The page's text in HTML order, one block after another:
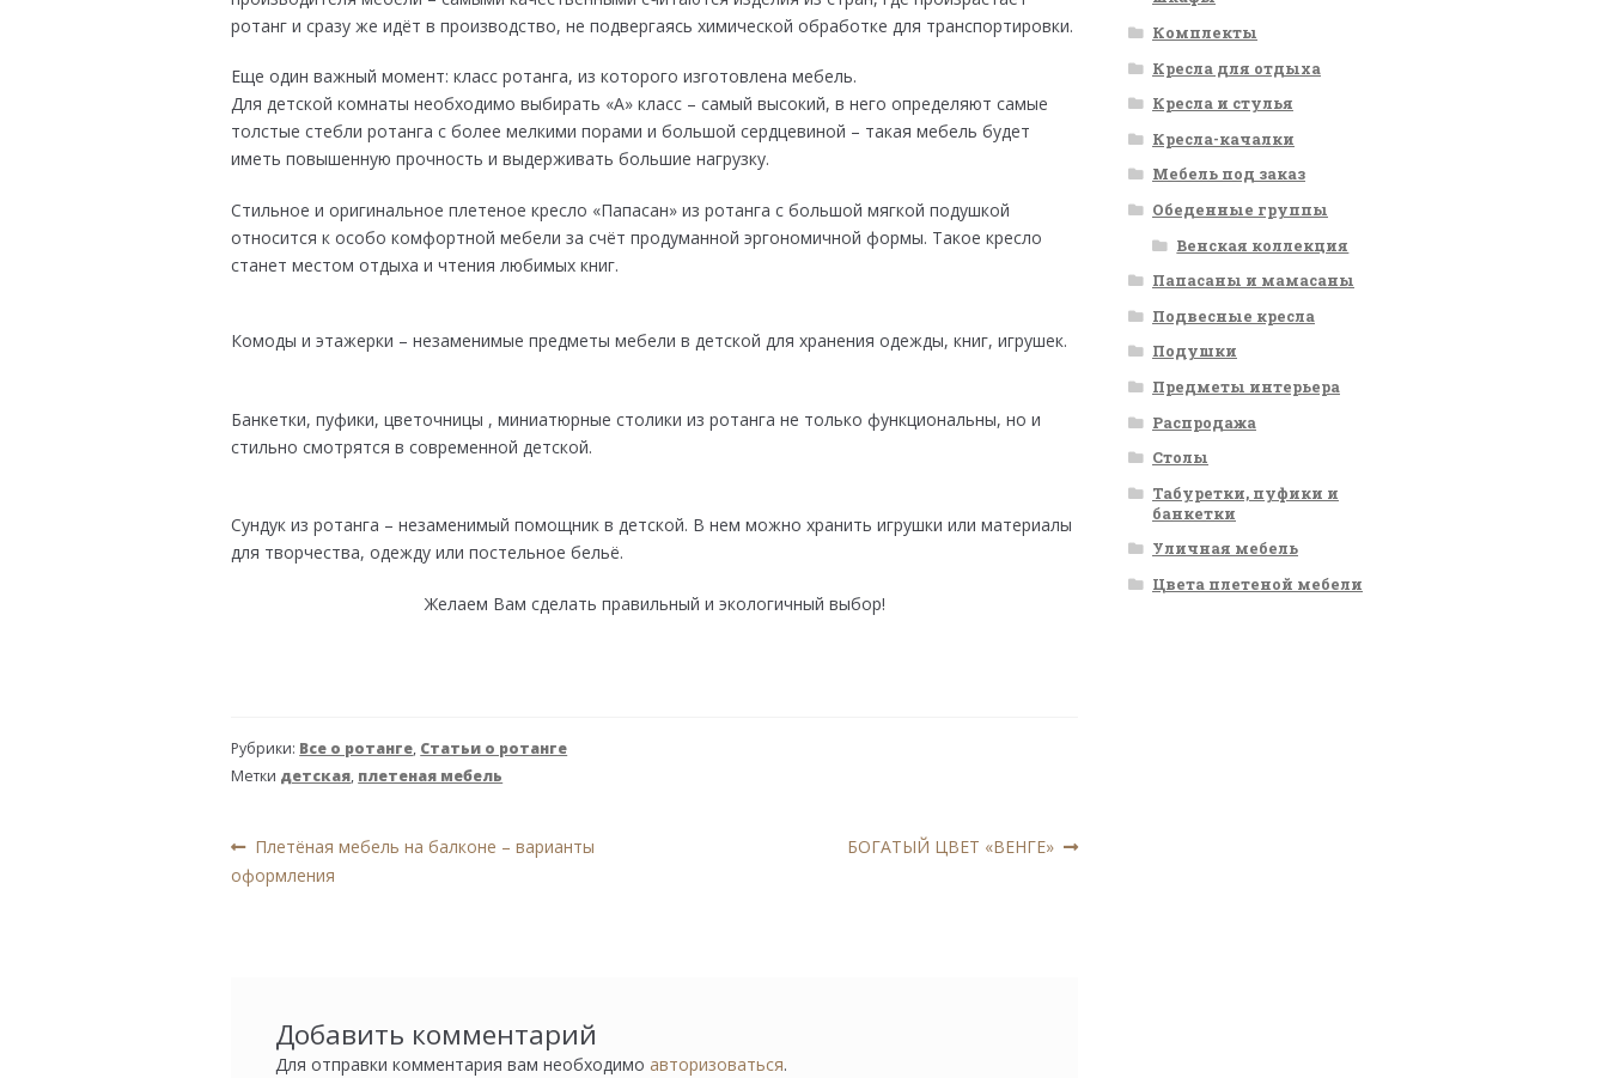
ротанг и сразу же идёт в производство, не подвергаясь химической обработке для транспортировки.
Еще один важный момент: класс ротанга, из которого изготовлена мебель.
Для детской комнаты необходимо выбирать «А» класс – самый высокий, в него определяют самые
толстые стебли ротанга с более мелкими порами и большой сердцевиной – такая мебель будет
иметь повышенную прочность и выдерживать большие нагрузку.
Стильное и оригинальное плетеное кресло «Папасан» из ротанга с большой мягкой подушкой
относится к особо комфортной мебели за счёт продуманной эргономичной формы. Такое кресло
станет местом отдыха и чтения любимых книг.
Комоды и этажерки – незаменимые предметы мебели в детской для хранения одежды, книг, игрушек.
Банкетки, пуфики, цветочницы , миниатюрные столики из ротанга не только функциональны, но и
стильно смотрятся в современной детской.
Сундук из ротанга – незаменимый помощник в детской. В нем можно хранить игрушки или материалы
для творчества, одежду или постельное бельё.
Желаем Вам сделать правильный и экологичный выбор!
Рубрики: Все о ротанге, Статьи о ротанге
Метки детская, плетеная мебель
Навигация
по
Предыдущая
запись:
Плетёная мебель на балконе – варианты
оформления
Следующая
БОГАТЫЙ ЦВЕТ «ВЕНГЕ»
Добавить комментарий
Для отправки комментария вам необходимо авторизоваться.
Комплекты
Кресла для отдыха
Кресла и стулья
Кресла-качалки
Мебель под заказ
Обеденные группы
Венская коллекция
Папасаны и мамасаны
Подвесные кресла
Подушки
Предметы интерьера
Распродажа
Столы
Табуретки, пуфики и
банкетки
Уличная мебель
Цвета плетеной мебели